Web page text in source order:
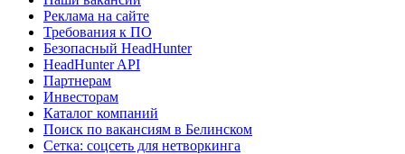
Реклама на сайте
Требования к ПО
Безопасный HeadHunter
HeadHunter API
Партнерам
Инвесторам
Каталог компаний
Поиск по вакансиям в Белинском
Сетка: соцсеть для нетворкинга